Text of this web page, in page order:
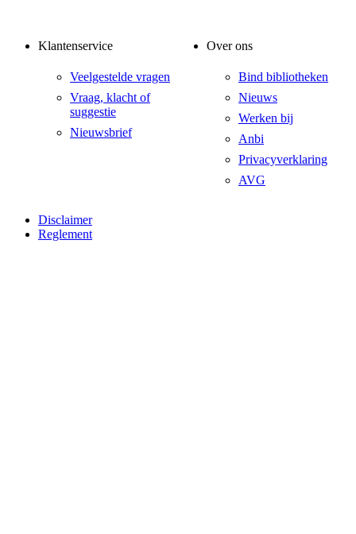
Klantenservice
Veelgestelde vragen
Vraag, klacht of
suggestie
Nieuwsbrief
Over ons
Bind bibliotheken
Nieuws
Werken bij
Anbi
Privacyverklaring
AVG
Disclaimer
Reglement